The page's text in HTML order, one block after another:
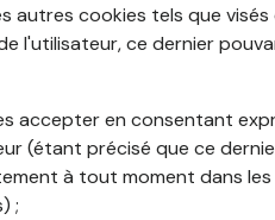
autres cookies tels que
l'utilisateur, ce dernier
accepter en consentant
(étant précisé que ce
à tout moment dans
;